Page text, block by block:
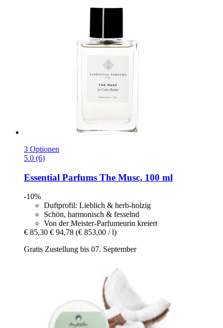
3 Optionen
5.0 (6)
Essential Parfums The Musc, 100 ml
-10%
Duftprofil: Lieblich & herb-holzig
Schön, harmonisch & fesselnd
Von der Meister-Parfumeurin kreiert
€ 85,30 € 94,78 (€ 853,00 / l)
Gratis Zustellung bis 07. September